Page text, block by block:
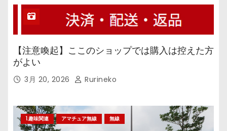
【注意喚起】ここのショップでは購入は控えた方
がよい
3月 20, 2026 Rurineko
1.趣味関連 アマチュア無線 無線